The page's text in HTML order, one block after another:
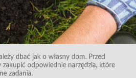
dbać jak o własny dom. Przed
zakupić odpowiednie narzędzia, które
zadania.